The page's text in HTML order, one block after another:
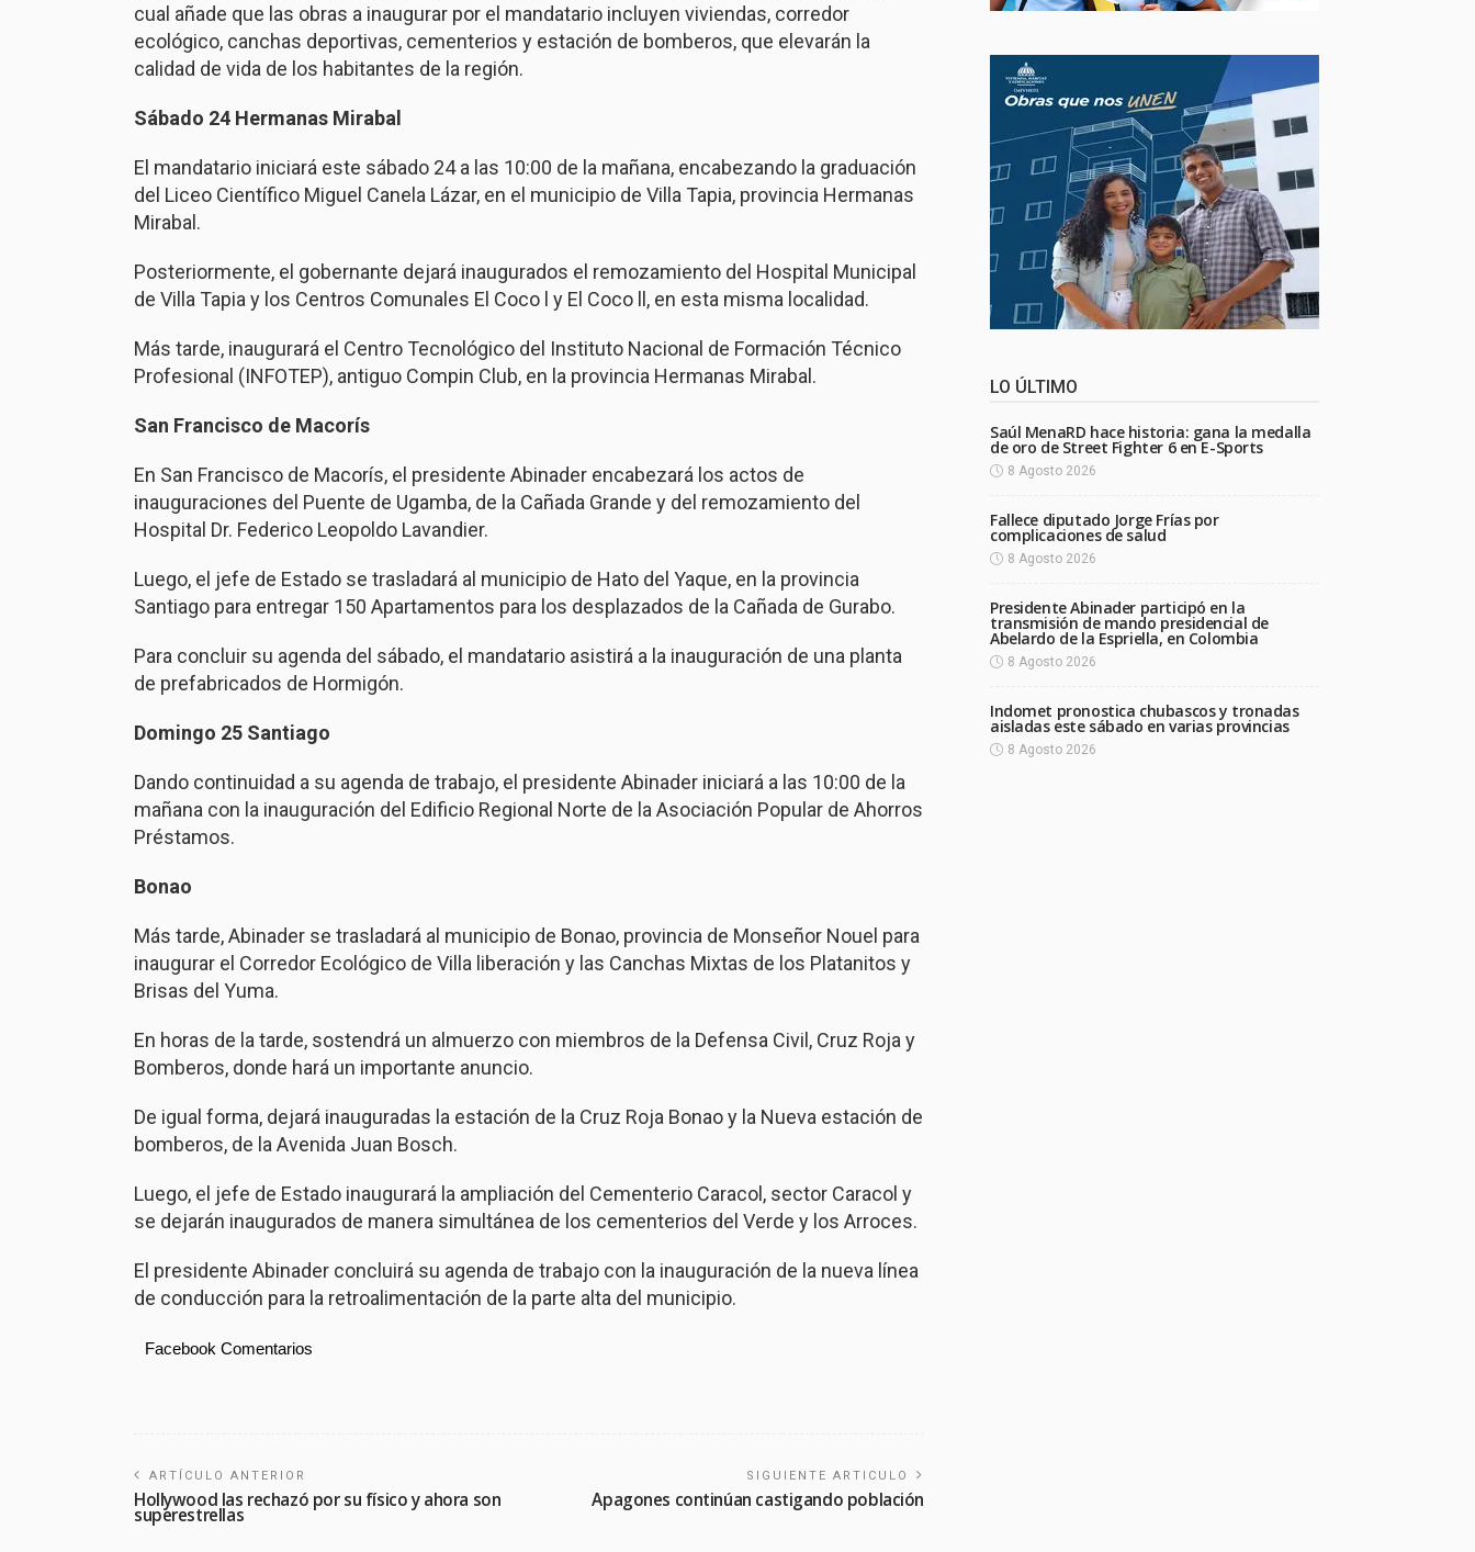
cual añade que las obras a inaugurar por el mandatario incluyen viviendas, corredor
ecológico, canchas deportivas, cementerios y estación de bomberos, que elevarán la
calidad de vida de los habitantes de la región.
Sábado 24 Hermanas Mirabal
El mandatario iniciará este sábado 24 a las 10:00 de la mañana, encabezando la graduación
del Liceo Científico Miguel Canela Lázar, en el municipio de Villa Tapia, provincia Hermanas
Mirabal.
Posteriormente, el gobernante dejará inaugurados el remozamiento del Hospital Municipal
de Villa Tapia y los Centros Comunales El Coco l y El Coco ll, en esta misma localidad.
Más tarde, inaugurará el Centro Tecnológico del Instituto Nacional de Formación Técnico
Profesional (INFOTEP), antiguo Compin Club, en la provincia Hermanas Mirabal.
San Francisco de Macorís
En San Francisco de Macorís, el presidente Abinader encabezará los actos de
inauguraciones del Puente de Ugamba, de la Cañada Grande y del remozamiento del
Hospital Dr. Federico Leopoldo Lavandier.
Luego, el jefe de Estado se trasladará al municipio de Hato del Yaque, en la provincia
Santiago para entregar 150 Apartamentos para los desplazados de la Cañada de Gurabo.
Para concluir su agenda del sábado, el mandatario asistirá a la inauguración de una planta
de prefabricados de Hormigón.
Domingo 25 Santiago
Dando continuidad a su agenda de trabajo, el presidente Abinader iniciará a las 10:00 de la
mañana con la inauguración del Edificio Regional Norte de la Asociación Popular de Ahorros
Préstamos.
Bonao
Más tarde, Abinader se trasladará al municipio de Bonao, provincia de Monseñor Nouel para
inaugurar el Corredor Ecológico de Villa liberación y las Canchas Mixtas de los Platanitos y
Brisas del Yuma.
En horas de la tarde, sostendrá un almuerzo con miembros de la Defensa Civil, Cruz Roja y
Bomberos, donde hará un importante anuncio.
De igual forma, dejará inauguradas la estación de la Cruz Roja Bonao y la Nueva estación de
bomberos, de la Avenida Juan Bosch.
Luego, el jefe de Estado inaugurará la ampliación del Cementerio Caracol, sector Caracol y
se dejarán inaugurados de manera simultánea de los cementerios del Verde y los Arroces.
El presidente Abinader concluirá su agenda de trabajo con la inauguración de la nueva línea
de conducción para la retroalimentación de la parte alta del municipio.
Facebook Comentarios
ARTÍCULO ANTERIOR
Hollywood las rechazó por su físico y ahora son
superestrellas
SIGUIENTE ARTICULO
Apagones continúan castigando población
LO ÚLTIMO
Saúl MenaRD hace historia: gana la medalla
de oro de Street Fighter 6 en E-Sports
8 Agosto 2026
Fallece diputado Jorge Frías por
complicaciones de salud
8 Agosto 2026
Presidente Abinader participó en la
transmisión de mando presidencial de
Abelardo de la Espriella, en Colombia
8 Agosto 2026
Indomet pronostica chubascos y tronadas
aisladas este sábado en varias provincias
8 Agosto 2026